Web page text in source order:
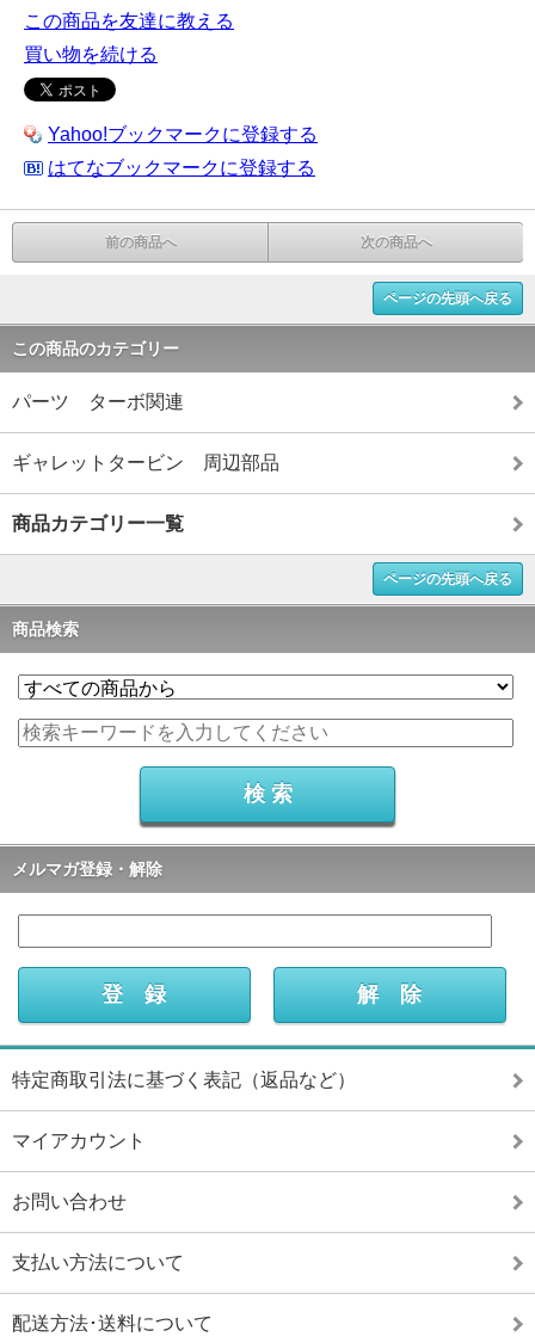
この商品を友達に教える
買い物を続ける
Yahoo!ブックマークに登録する
はてなブックマークに登録する
前の商品へ 次の商品へ
ページの先頭へ戻る
この商品のカテゴリー
パーツ ターボ関連
ギャレットタービン 周辺部品
商品カテゴリー一覧
ページの先頭へ戻る
商品検索
メルマガ登録・解除
特定商取引法に基づく表記（返品など）
マイアカウント
お問い合わせ
支払い方法について
配送方法･送料について